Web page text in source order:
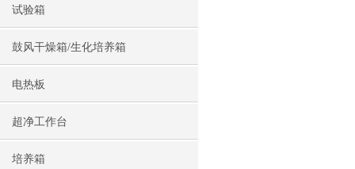
试验箱
鼓风干燥箱/生化培养箱
电热板
超净工作台
培养箱